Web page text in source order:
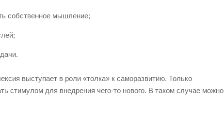
собственное мышление;
выступает в роли «толка» к саморазвитию. Только
стимулом для внедрения чего-то нового. В таком случае можно